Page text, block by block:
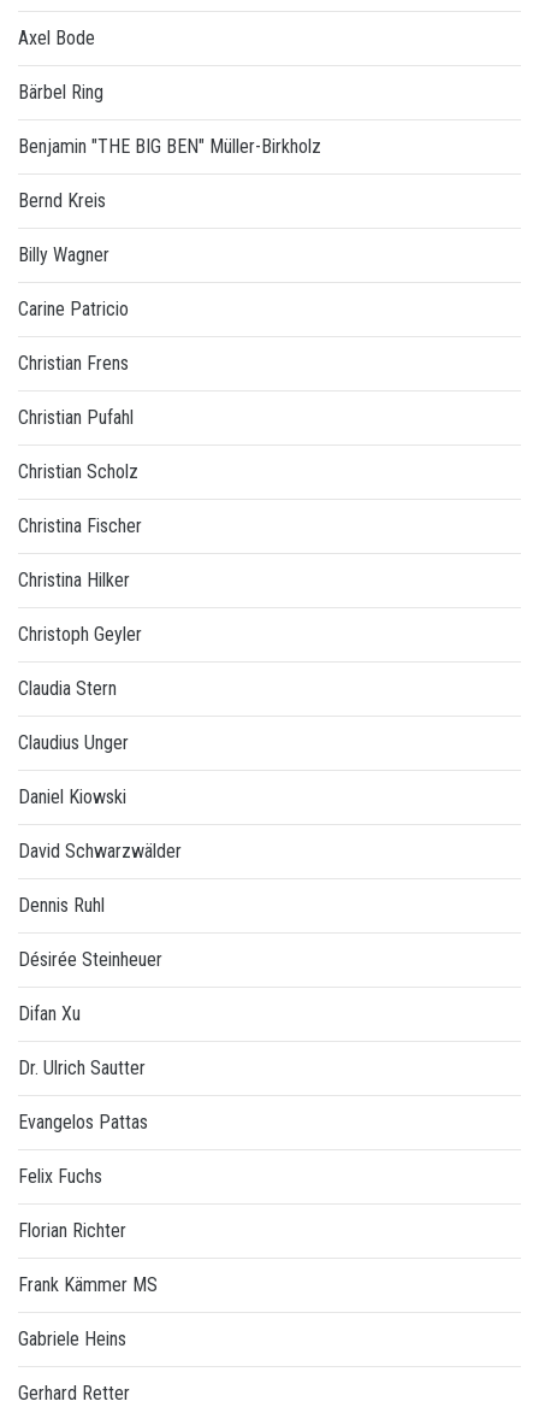
Axel Bode
Bärbel Ring
Benjamin "THE BIG BEN" Müller-Birkholz
Bernd Kreis
Billy Wagner
Carine Patricio
Christian Frens
Christian Pufahl
Christian Scholz
Christina Fischer
Christina Hilker
Christoph Geyler
Claudia Stern
Claudius Unger
Daniel Kiowski
David Schwarzwälder
Dennis Ruhl
Désirée Steinheuer
Difan Xu
Dr. Ulrich Sautter
Evangelos Pattas
Felix Fuchs
Florian Richter
Frank Kämmer MS
Gabriele Heins
Gerhard Retter